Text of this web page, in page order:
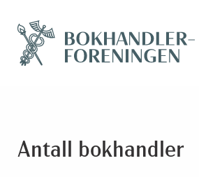
Antall bokhandler